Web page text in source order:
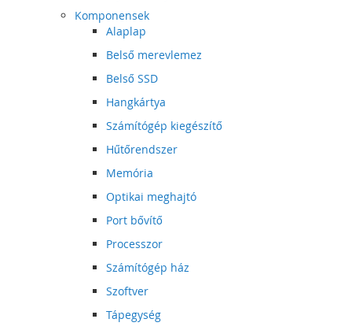
Komponensek
Alaplap
Belső merevlemez
Belső SSD
Hangkártya
Számítógép kiegészítő
Hűtőrendszer
Memória
Optikai meghajtó
Port bővítő
Processzor
Számítógép ház
Szoftver
Tápegység